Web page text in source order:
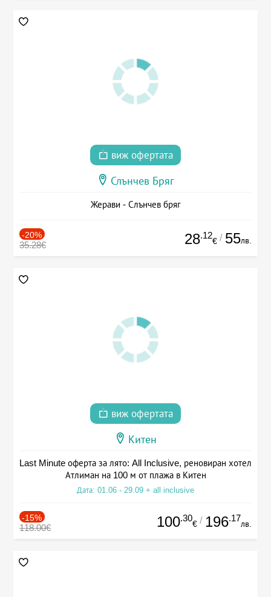
виж офертата
Слънчев Бряг
Жерави - Слънчев бряг
-20%
35.28€ 28.12
€ / 55лв.
виж офертата
Китен
Last Minute оферта за лято: All Inclusive, реновиран хотел
Атлиман на 100 м от плажа в Китен
Дата: 01.06 - 29.09 + all inclusive
-15%
118.00€ 100.30
€ / 196.17
лв.